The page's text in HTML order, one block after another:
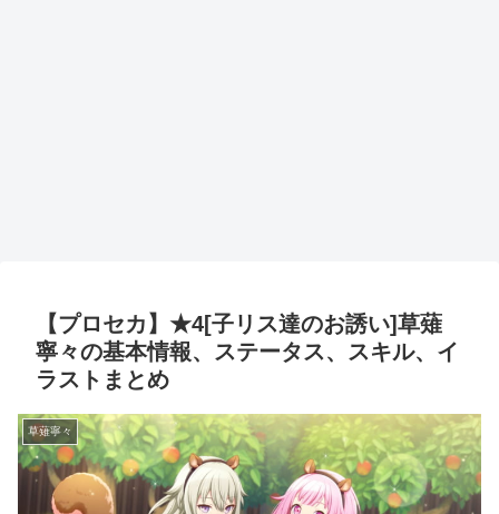
【プロセカ】★4[子リス達のお誘い]草薙
寧々の基本情報、ステータス、スキル、イ
ラストまとめ
草薙寧々